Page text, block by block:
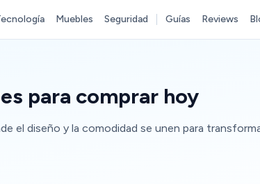
Muebles Seguridad Guías Reviews
para comprar hoy
el diseño y la comodidad se unen para